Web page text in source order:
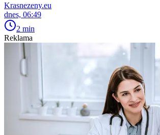
Krasnezeny.eu
dnes, 06:49
2 min
Reklama